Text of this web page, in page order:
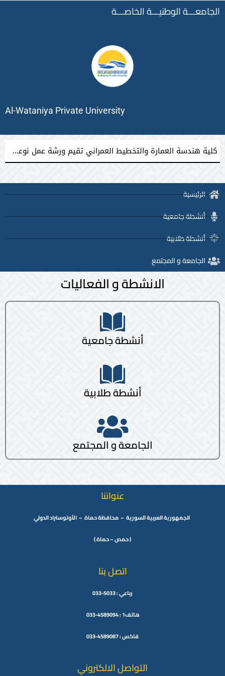
الجامعـــة الوطنيـــة الخاصـــة
Al-Wataniya Private University
كلية هندسة العمارة والتخطيط العمراني تقيم ورشة عمل نوعية نحو إعداد مشاريع تخرج معمارية مميزة
الرئيسية
أنشطة جامعية
أنشطة طلابية
الجامعة و المجتمع
الانشطة و الفعاليات
أنشطة جامعية
أنشطة طلابية
الجامعة و المجتمع
عنواننا
الجمهورية العربية السورية – محافظة حماة – الأوتوستراد الدولي
( حمص – حماة )
اتصل بنا
رباعي : 5033-033
هاتف1 : 4589094-033
فاكس : 4589087-033
التواصل الالكتروني